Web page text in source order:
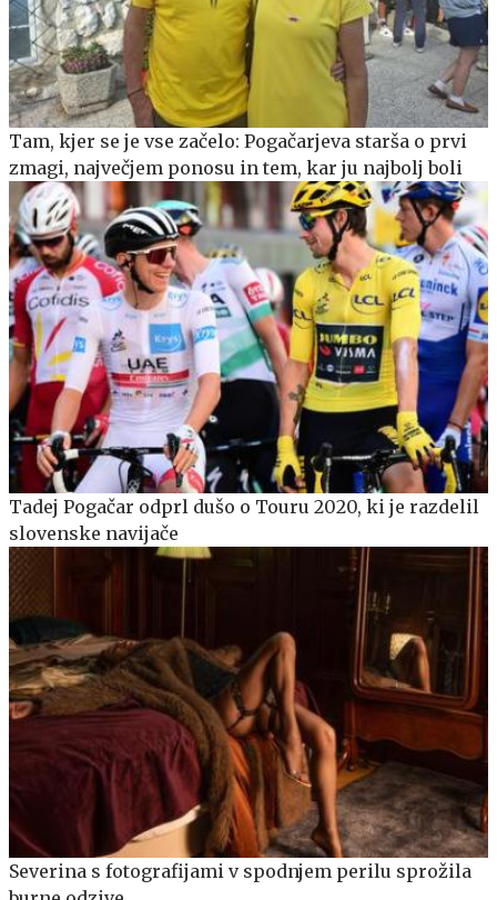
Tam, kjer se je vse začelo: Pogačarjeva starša o prvi
zmagi, največjem ponosu in tem, kar ju najbolj boli
Tadej Pogačar odprl dušo o Touru 2020, ki je razdelil
slovenske navijače
Severina s fotografijami v spodnjem perilu sprožila